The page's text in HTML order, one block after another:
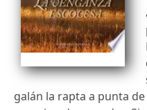
galán la rapta a punta